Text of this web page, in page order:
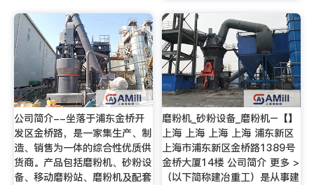
公司简介--坐落于浦东金桥开
发区金桥路，是一家集生产、制
造、销售为一体的综合性优质供
货商。产品包括磨粉机、砂粉设
备、移动磨粉站、磨粉机及配套
磨粉机_砂粉设备_磨粉机–【】
上海 上海 上海 上海 浦东新区
上海市浦东新区金桥路1389号
金桥大厦14楼 公司简介 更多 >
（以下简称建冶重工）是从事建